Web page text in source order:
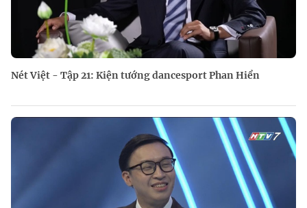
Nét Việt - Tập 21: Kiện tướng dancesport Phan Hiển